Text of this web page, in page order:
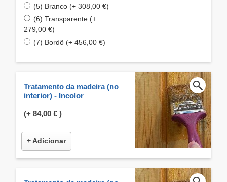
(5) Branco (+ 308,00 €)
(6) Transparente (+
279,00 €)
(7) Bordô (+ 456,00 €)
Tratamento da madeira (no
interior) - Incolor
(+ 84,00 € )
+ Adicionar